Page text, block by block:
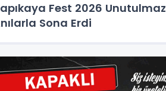
Fest 2026 Unutulmaz
Sona Erdi